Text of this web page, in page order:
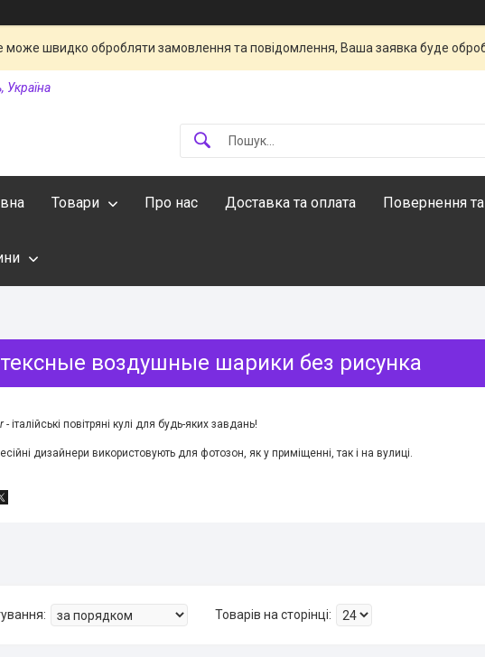
може швидко обробляти замовлення та повідомлення, Ваша заявка буде
Товари Про нас Доставка та оплата Повернення
воздушные шарики без рисунка
- італійські повітряні кулі для будь-яких завдань!
дизайнери використовують для фотозон, як у приміщенні, так і на вулиці.